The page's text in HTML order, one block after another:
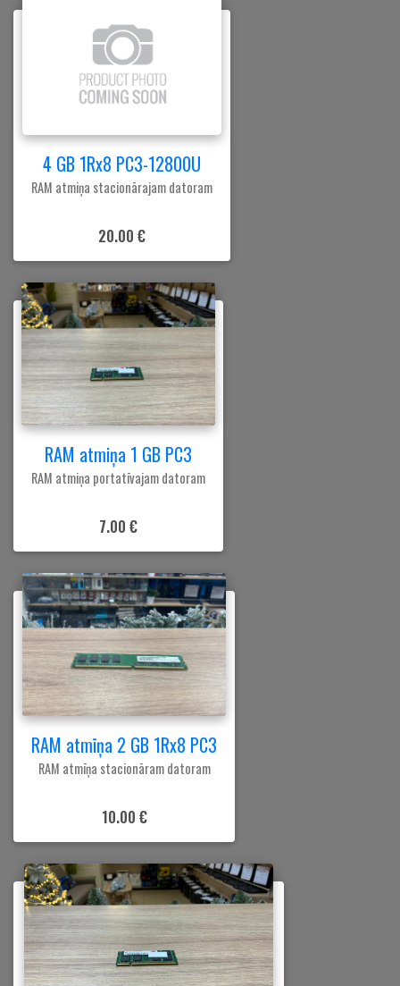
4 GB 1Rx8 PC3-12800U
RAM atmiņa stacionārajam datoram
20.00 €
RAM atmiņa 1 GB PC3
RAM atmiņa portatīvajam datoram
7.00 €
RAM atmīņa 2 GB 1Rx8 PC3
RAM atmīņa stacionāram datoram
10.00 €